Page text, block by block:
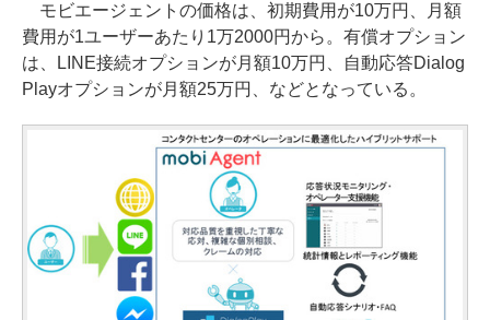
モビエージェントの価格は、初期費用が10万円、月額
費用が1ユーザーあたり1万2000円から。有償オプション
は、LINE接続オプションが月額10万円、自動応答Dialog
Playオプションが月額25万円、などとなっている。